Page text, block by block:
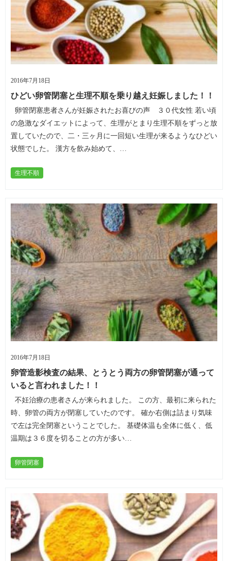
2016年7月18日
ひどい卵管閉塞と生理不順を乗り越え妊娠しました！！
卵管閉塞患者さんが妊娠されたお喜びの声 ３０代女性 若い頃
の急激なダイエットによって、生理がとまり生理不順をずっと放
置していたので、二・三ヶ月に一回短い生理が来るようなひどい
状態でした。 漢方を飲み始めて、…
生理不順
2016年7月18日
卵管造影検査の結果、とうとう両方の卵管閉塞が通って
いると言われました！！
不妊治療の患者さんが来られました。 この方、最初に来られた
時、卵管の両方が閉塞していたのです。 確か右側は詰まり気味
で左は完全閉塞ということでした。 基礎体温も全体に低く、低
温期は３６度を切ることの方が多い…
卵管閉塞